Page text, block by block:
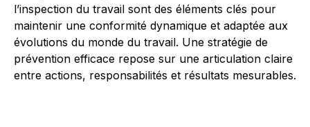
l’inspection du travail sont des éléments clés pour
maintenir une conformité dynamique et adaptée aux
évolutions du monde du travail. Une stratégie de
prévention efficace repose sur une articulation claire
entre actions, responsabilités et résultats mesurables.